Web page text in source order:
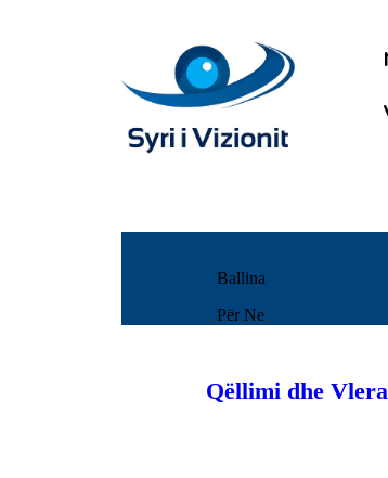
Ballina
Për Ne
Qëllimi dhe